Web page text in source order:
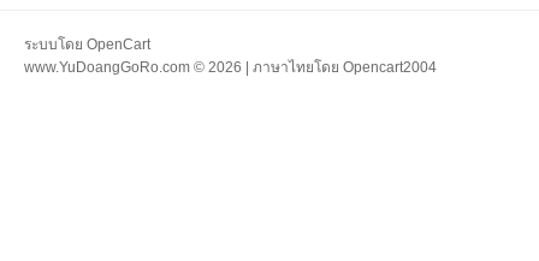
ระบบโดย OpenCart
www.YuDoangGoRo.com © 2026 | ภาษาไทยโดย Opencart2004